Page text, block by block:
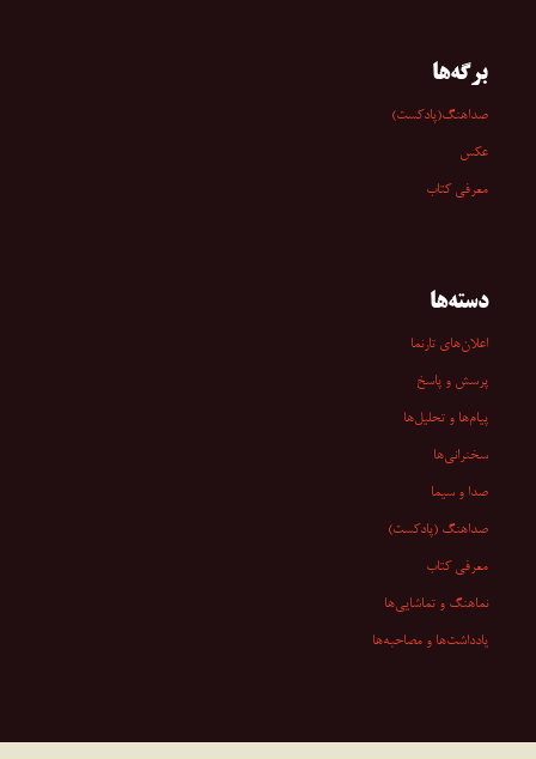
برگه‌ها
صداهنگ(پادکست)
عکس
معرفی کتاب
دسته‌ها
اعلان‌های تارنما
پرسش و پاسخ
پیام‌ها و تحلیل‌ها
سخنرانی‏‏‌ها
صدا و سیما
صداهنگ (پادکست)
معرفی کتاب
نماهنگ و تماشایی‌ها
یادداشت‌ها و مصاحبه‌ها